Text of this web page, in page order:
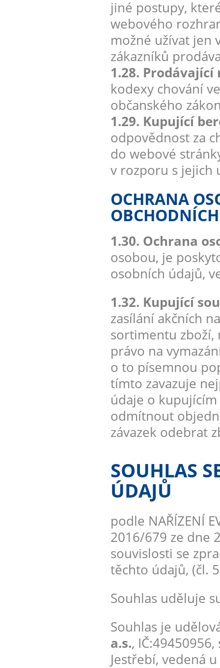
jiné postupy,
webového
možné užívat jen
zákazníků
1.28.
kodexy chování
občanského
1.29. Kupující
odpovědnost za
do webové
v rozporu s jejich
OCHRANA
1.30. Ochrana
osobou, je
osobních údajů,
1.32. Kupující
zasílání akčních
sortimentu zboží,
právo na
o to písemnou
tímto zavazuje
údaje o kupujícím
odmítnout
závazek odebrat
SOUHLAS
ÚDAJŮ
podle NAŘÍZENÍ
2016/679 ze dne
souvislosti se
těchto údajů, (čl.
Souhlas uděluje
Souhlas je
a.s.,
Jestřebí, vedená